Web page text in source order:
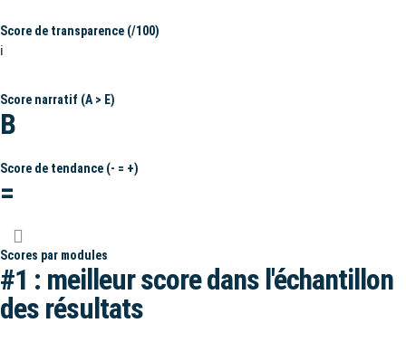
Score de transparence (/100)
ℹ️
Score narratif (A > E)
B
Score de tendance (- = +)
=
Scores par modules
#1 : meilleur score dans l'échantillon
des résultats